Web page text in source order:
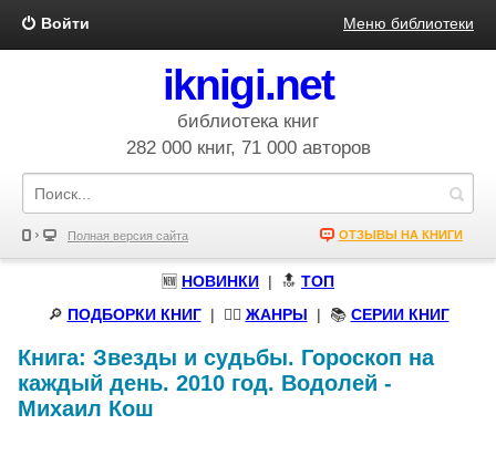
Войти Меню библиотеки
iknigi.net
библиотека книг
282 000 книг, 71 000 авторов
Полная версия сайта ОТЗЫВЫ НА КНИГИ
🆕 НОВИНКИ | 🔝 ТОП
🔎 ПОДБОРКИ КНИГ| 🧝‍♀️ ЖАНРЫ | 📚 СЕРИИ КНИГ
Книга: Звезды и судьбы. Гороскоп на
каждый день. 2010 год. Водолей -
Михаил Кош